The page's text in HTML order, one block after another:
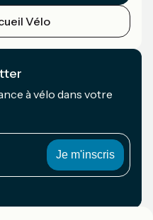
Vélo
à vélo dans votre